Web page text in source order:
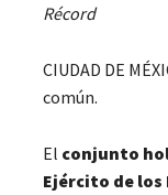
Récord
CIUDAD DE
común.
El conjunto
Ejército de los